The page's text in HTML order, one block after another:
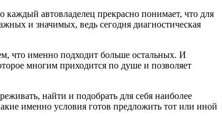
автовладелец прекрасно понимает, что для
и значимых, ведь сегодня диагностическая
что именно подходит больше остальных. И
многим приходится по душе и позволяет
найти и подобрать для себя наиболее
именно условия готов предложить тот или иной